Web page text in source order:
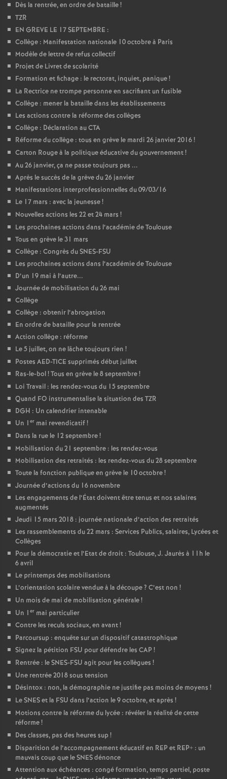
Dès la rentrée, en ordre de bataille!
TZR
EN GREVE LE 17 SEPTEMBRE :
Collège : Manifestation nationale 10 octobre à Paris
Modèle de lettre de refus collectif
Projet de Livret de scolarité
Formation et fichage : le rectorat, inquiet, panique!
La Rectrice ne trompe personne en sacrifiant un fusible
Collège : mener la bataille dans les établissements
Les actions contre la réforme des collèges
Collège : Déclaration au CTA
Réforme du collège : tous en grève le mardi 26 janvier 2016!
Carton Rouge à la politique éducative du gouvernement!
Au 26 janvier, ça ne passe toujours pas ...
Après le succès de la grève du 26 janvier
Manifestations interprofessionnelles du 09/03/16
Le 17 mars : avec la jeunesse!
Nouvelles actions les 22 et 24 mars !
Les prochaines actions dans l’académie de Toulouse
Tous en grève le 31 mars
Collège : Congrès du SNES-FSU
Les prochaines actions dans l’académie de Toulouse
D’un 19 mai à l’autre...
Journée de mobilisation du 26 mai
Collège
Collège : obtenir l’abrogation
En ordre de bataille pour la rentrée
Action collège : réforme
Le 5 juillet, on ne lâche toujours rien !
Postes AED-TICE supprimés début juillet
Ras-le-bol! Tous en grève le 8 septembre!
Loi Travail : les rendez-vous du 15 septembre
Quand FO instrumentalise la situation des TZR
DGH : Un calendrier intenable
Un 1 er mai revendicatif!
Dans la rue le 12 septembre!
Mobilisation du 21 septembre : les rendez-vous
Mobilisation des retraités : les rendez-vous du 28 septembre
Toute la fonction publique en grève le 10 octobre!
Journée d’actions du 16 novembre
Les engagements de l’État doivent être tenus et nos salaires
augmentés
Jeudi 15 mars 2018 : journée nationale d’action des retraités
Les rassemblements du 22 mars : Services Publics, salaires, Lycées et
Collèges
Pour la démocratie et l’Etat de droit : Toulouse, J. Jaurès à 11h le
6 avril
Le printemps des mobilisations
L’orientation scolaire vendue à la découpe? C’est non !
Un mois de mai de mobilisation générale!
Un 1 er mai particulier
Contre les reculs sociaux, en avant!
Parcoursup : enquête sur un dispositif catastrophique
Signez la pétition FSU pour défendre les CAP!
Rentrée : le SNES-FSU agit pour les collègues !
Une rentrée 2018 sous tension
Désintox : non, la démographie ne justifie pas moins de moyens !
Le SNES et la FSU dans l’action le 9 octobre, et après !
Motions contre la réforme du lycée : révéler la réalité de cette
réforme!
Des classes, pas des heures sup!
Disparition de l’accompagnement éducatif en REP et REP+ : un
mauvais coup que le SNES dénonce
Attention aux échéances : congé formation, temps partiel, poste